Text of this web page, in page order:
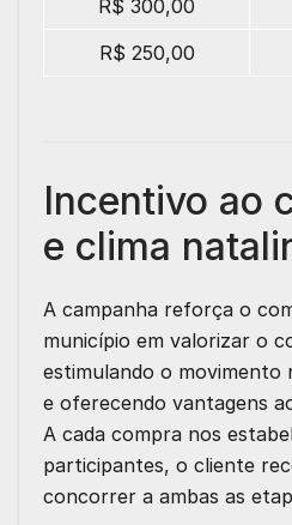
R$ 300,00
R$ 250,00
Incentivo ao
e clima
A campanha reforça o
município em valorizar o
estimulando o movimento
e oferecendo vantagens
A cada compra nos
participantes, o cliente
concorrer a ambas as